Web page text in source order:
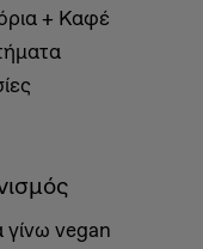
+ Καφέ
γίνω vegan